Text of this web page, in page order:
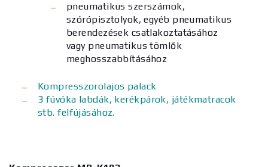
pneumatikus szerszámok,
szórópisztolyok, egyéb pneumatikus
berendezések csatlakoztatásához
vagy pneumatikus tömlők
meghosszabbításához
Kompresszorolajos palack
3 fúvóka labdák, kerékpárok, játékmatracok
stb. felfújásához.